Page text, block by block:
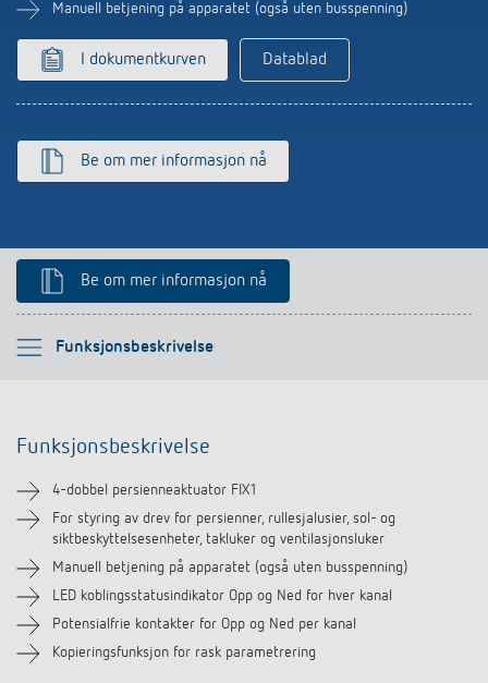
Manuell betjening på apparatet (også uten busspenning)
I dokumentkurven Datablad
Be om mer informasjon nå
Be om mer informasjon nå
Funksjonsbeskrivelse
Vennligst velg
Teknisk informasjon
Nedlastinger
Lignende produkter
Funksjonsbeskrivelse
4-dobbel persienneaktuator FIX1
For styring av drev for persienner, rullesjalusier, sol- og
siktbeskyttelsesenheter, takluker og ventilasjonsluker
Manuell betjening på apparatet (også uten busspenning)
LED koblingsstatusindikator Opp og Ned for hver kanal
Potensialfrie kontakter for Opp og Ned per kanal
Kopieringsfunksjon for rask parametrering